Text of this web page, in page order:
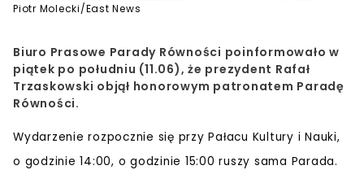
Piotr Molecki/East News
Biuro Prasowe Parady Równości poinformowało w
piątek po południu (11.06), że prezydent Rafał
Trzaskowski objął honorowym patronatem Paradę
Równości.
Wydarzenie rozpocznie się przy Pałacu Kultury i Nauki,
o godzinie 14:00, o godzinie 15:00 ruszy sama Parada.